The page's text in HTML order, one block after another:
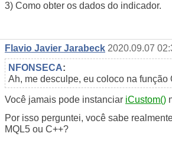
3) Como obter os dados do indicador.
Flavio Javier Jarabeck 2020.09.07
NFONSECA:
Ah, me desculpe, eu coloco na função
Você jamais pode instanciar iCustom()
Por isso perguntei, você sabe
MQL5 ou C++?